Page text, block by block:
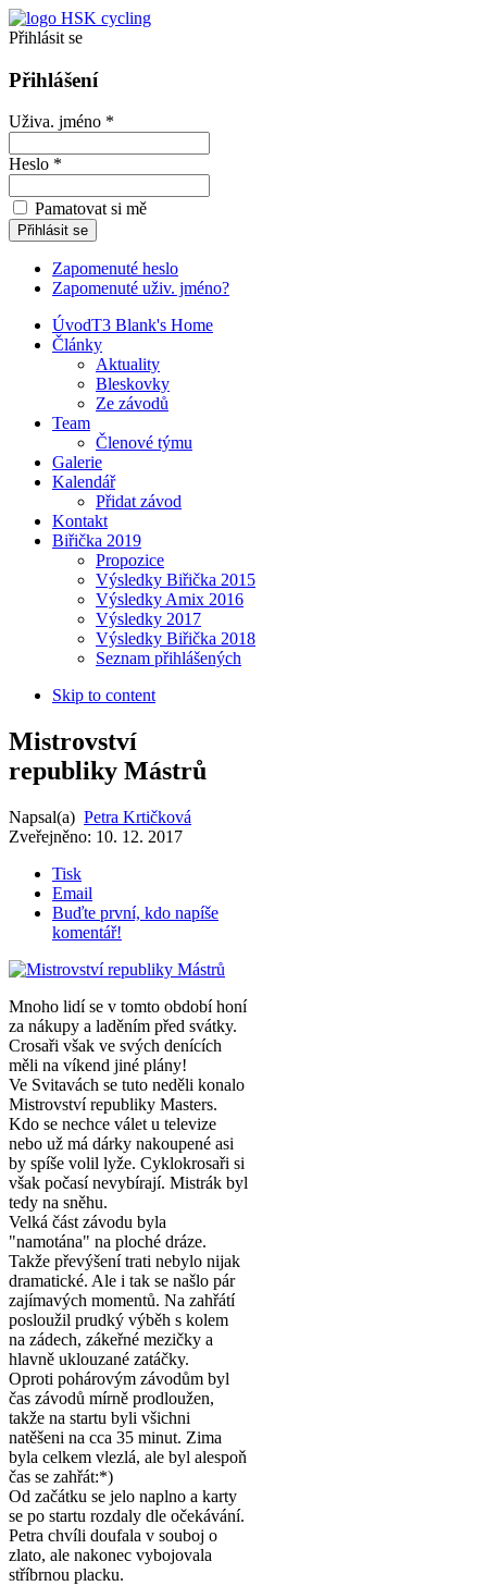
Přihlásit se
Přihlášení
Uživa. jméno *
Heslo *
Pamatovat si mě
Zapomenuté heslo
Zapomenuté uživ. jméno?
ÚvodT3 Blank's Home
Články
Aktuality
Bleskovky
Ze závodů
Team
Členové týmu
Galerie
Kalendář
Přidat závod
Kontakt
Biřička 2019
Propozice
Výsledky Biřička 2015
Výsledky Amix 2016
Výsledky 2017
Výsledky Biřička 2018
Seznam přihlášených
Skip to content
Mistrovství
republiky Mástrů
Napsal(a) Petra Krtičková
Zveřejněno: 10. 12. 2017
Tisk
Email
Buďte první, kdo napíše
komentář!
Mnoho lidí se v tomto období honí
za nákupy a laděním před svátky.
Crosaři však ve svých denících
měli na víkend jiné plány!
Ve Svitavách se tuto neděli konalo
Mistrovství republiky Masters.
Kdo se nechce válet u televize
nebo už má dárky nakoupené asi
by spíše volil lyže. Cyklokrosaři si
však počasí nevybírají. Mistrák byl
tedy na sněhu.
Velká část závodu byla
"namotána" na ploché dráze.
Takže převýšení trati nebylo nijak
dramatické. Ale i tak se našlo pár
zajímavých momentů. Na zahřátí
posloužil prudký výběh s kolem
na zádech, zákeřné mezičky a
hlavně uklouzané zatáčky.
Oproti pohárovým závodům byl
čas závodů mírně prodloužen,
takže na startu byli všichni
natěšeni na cca 35 minut. Zima
byla celkem vlezlá, ale byl alespoň
čas se zahřát:*)
Od začátku se jelo naplno a karty
se po startu rozdaly dle očekávání.
Petra chvíli doufala v souboj o
zlato, ale nakonec vybojovala
stříbrnou placku.